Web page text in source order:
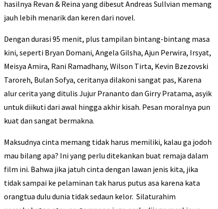
hasilnya Revan & Reina yang dibesut Andreas Sullvian memang
jauh lebih menarik dan keren dari novel.
Dengan durasi 95 menit, plus tampilan bintang-bintang masa
kini, seperti Bryan Domani, Angela Gilsha, Ajun Perwira, Irsyat,
Meisya Amira, Rani Ramadhany, Wilson Tirta, Kevin Bzezovski
Taroreh, Bulan Sofya, ceritanya dilakoni sangat pas, Karena
alur cerita yang ditulis Jujur Prananto dan Girry Pratama, asyik
untuk diikuti dari awal hingga akhir kisah. Pesan moralnya pun
kuat dan sangat bermakna.
Maksudnya cinta memang tidak harus memiliki, kalau ga jodoh
mau bilang apa? Ini yang perlu ditekankan buat remaja dalam
film ini. Bahwa jika jatuh cinta dengan lawan jenis kita, jika
tidak sampai ke pelaminan tak harus putus asa karena kata
orangtua dulu dunia tidak sedaun kelor. Silaturahim